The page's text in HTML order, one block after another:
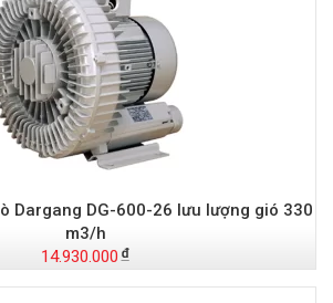
Dargang DG-600-26 lưu lượng gió 330
m3/h
14.930.000